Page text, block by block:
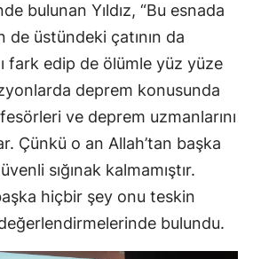
bulunan Yıldız, “Bu esnada
de üstündeki çatının da
fark edip de ölümle yüz yüze
deprem konusunda
ve deprem uzmanlarını
Çünkü o an Allah’tan başka
sığınak kalmamıştır.
hiçbir şey onu teskin
bulundu.